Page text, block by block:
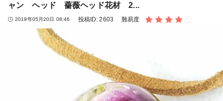
ャン ヘッド 薔薇ヘッド花材 2...
2019年05月20日 08:46 投稿ID:2603 難易度